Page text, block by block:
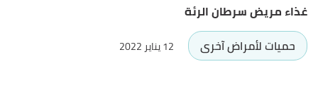
غذاء مريض سرطان الرئة
حميات لأمراض آخرى
12 يناير 2022